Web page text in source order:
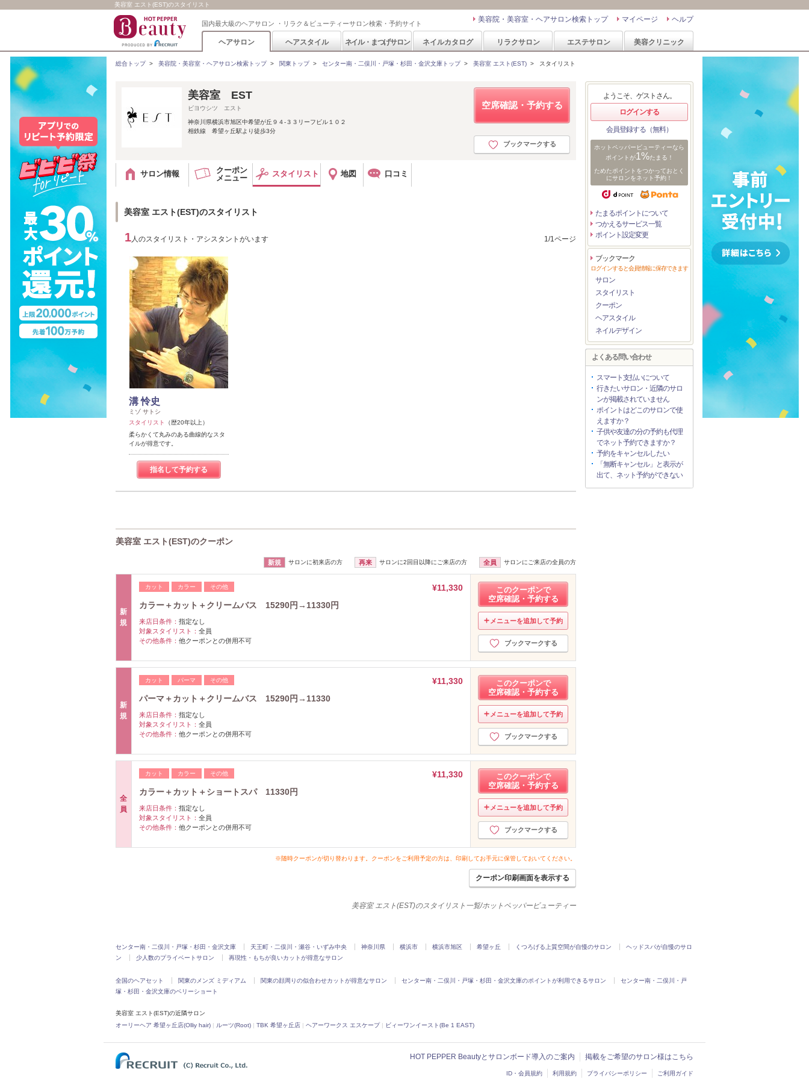
美容室 エスト(EST)のスタイリスト
国内最大級のヘアサロン ・リラク＆ビューティーサロン検索・予約サイト ヘルプ
マイページ
美容院・美容室・ヘアサロン検索トップ
ヘアサロン ヘアスタイル ネイル・まつげサロン ネイルカタログ リラクサロン エステサロン 美容クリニック
総合トップ> 美容院・美容室・ヘアサロン検索トップ> 関東トップ> センター南・二俣川・戸塚・杉田・金沢文庫トップ> 美容室 エスト(EST) > スタイリスト
空席確認・予約する
ブックマークする
美容室 EST
ビヨウシツ エスト
神奈川県横浜市旭区中希望が丘９４-３３リーフビル１０２
相鉄線 希望ヶ丘駅より徒歩3分
サロン情報
クーポン
メニュー
スタイリスト 地図 口コミ
美容室 エスト(EST)のスタイリスト
1 人のスタイリスト・アシスタントがいます 1/1ページ
溝 怜史
ミゾ サトシ
スタイリスト
（歴20年以上）
柔らかくて丸みのある曲線的なスタ
イルが得意です。
指名して予約する
美容室 エスト(EST)のクーポン
新規 サロンに初来店の方 再来 サロンに2回目以降にご来店の方 全員 サロンにご来店の全員の方
新
規
カット カラー その他
¥11,330
カラー＋カット＋クリームバス 15290円→11330円
来店日条件： 指定なし
対象スタイリスト： 全員
その他条件： 他クーポンとの併用不可
このクーポンで
空席確認・予約する
メニューを追加して予約
ブックマークする
新
規
カット パーマ その他
¥11,330
パーマ＋カット＋クリームバス 15290円→11330
来店日条件： 指定なし
対象スタイリスト： 全員
その他条件： 他クーポンとの併用不可
このクーポンで
空席確認・予約する
メニューを追加して予約
ブックマークする
全
員
カット カラー その他
¥11,330
カラー＋カット＋ショートスパ 11330円
来店日条件： 指定なし
対象スタイリスト： 全員
その他条件： 他クーポンとの併用不可
このクーポンで
空席確認・予約する
メニューを追加して予約
ブックマークする
※随時クーポンが切り替わります。クーポンをご利用予定の方は、印刷してお手元に保管しておいてください。
クーポン印刷画面を表示する
美容室 エスト(EST)のスタイリスト一覧/ホットペッパービューティー
ようこそ、ゲストさん。
ログインする
会員登録する（無料）
ホットペッパービューティーなら
ポイントが1%たまる！
ためたポイントをつかっておとく
にサロンをネット予約！
たまるポイントについて
つかえるサービス一覧
ポイント設定変更
ブックマーク
ログインすると会員情報に保存できます
サロン
スタイリスト
クーポン
ヘアスタイル
ネイルデザイン
よくある問い合わせ
スマート支払いについて
行きたいサロン・近隣のサロ
ンが掲載されていません
ポイントはどこのサロンで使
えますか？
子供や友達の分の予約も代理
でネット予約できますか？
予約をキャンセルしたい
「無断キャンセル」と表示が
出て、ネット予約ができない
センター南・二俣川・戸塚・杉田・金沢文庫 天王町・二俣川・瀬谷・いずみ中央 神奈川県 横浜市 横浜市旭区 希望ヶ丘 くつろげる上質空間が自慢のサロン
ヘッドスパが自慢のサロ
ン
少人数のプライベートサロン 再現性・もちが良いカットが得意なサロン
全国のヘアセット 関東のメンズ ミディアム 関東の顔周りの似合わせカットが得意なサロン センター南・二俣川・戸塚・杉田・金沢文庫のポイントが利用できるサロン
センター南・二俣川・戸
塚・杉田・金沢文庫のベリーショート
美容室 エスト(EST)の近隣サロン
オーリーヘア 希望ヶ丘店(Olliy hair) | ルーツ(Root) | TBK 希望ヶ丘店 | ヘアーワークス エスケープ| ビィーワンイースト(Be 1 EAST)
HOT PEPPER Beautyとサロンボード導入のご案内 掲載をご希望のサロン様はこちら
ID・会員規約 利用規約 プライバシーポリシー ご利用ガイド